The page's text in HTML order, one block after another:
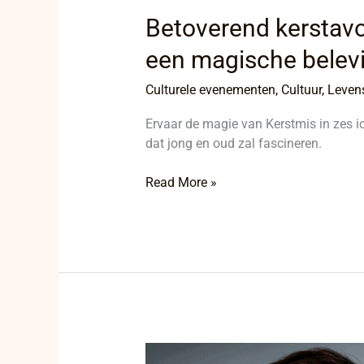
Betoverend
een magische
Culturele evenementen, Cultuur,
Ervaar de magie van Kerstmis in zes
dat jong en oud zal fascineren.
Read More »